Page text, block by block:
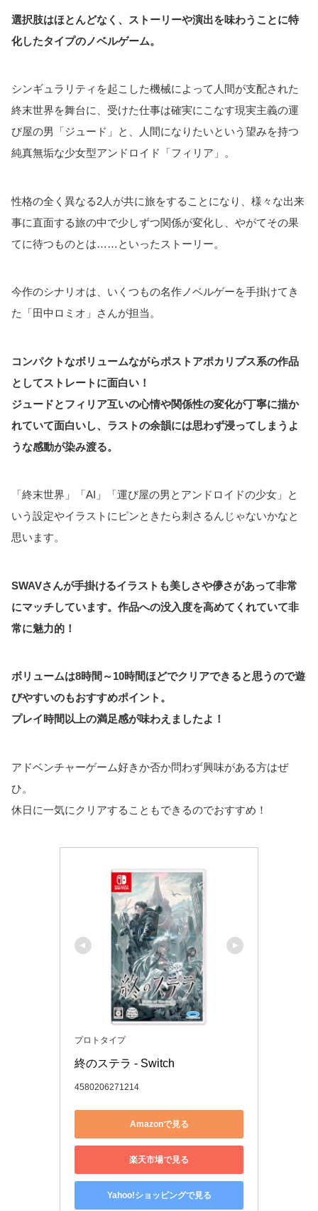
選択肢はほとんどなく、ストーリーや演出を味わうことに特
化したタイプのノベルゲーム。
シンギュラリティを起こした機械によって人間が支配された
終末世界を舞台に、受けた仕事は確実にこなす現実主義の運
び屋の男「ジュード」と、人間になりたいという望みを持つ
純真無垢な少女型アンドロイド「フィリア」。
性格の全く異なる2人が共に旅をすることになり、様々な出来
事に直面する旅の中で少しずつ関係が変化し、やがてその果
てに待つものとは……といったストーリー。
今作のシナリオは、いくつもの名作ノベルゲーを手掛けてき
た「田中ロミオ」さんが担当。
コンパクトなボリュームながらポストアポカリプス系の作品
としてストレートに面白い！
ジュードとフィリア互いの心情や関係性の変化が丁寧に描か
れていて面白いし、ラストの余韻には思わず浸ってしまうよ
うな感動が染み渡る。
「終末世界」「AI」「運び屋の男とアンドロイドの少女」と
いう設定やイラストにピンときたら刺さるんじゃないかなと
思います。
SWAVさんが手掛けるイラストも美しさや儚さがあって非常
にマッチしています。作品への没入度を高めてくれていて非
常に魅力的！
ボリュームは8時間～10時間ほどでクリアできると思うので遊
びやすいのもおすすめポイント。
プレイ時間以上の満足感が味わえましたよ！
アドベンチャーゲーム好きか否か問わず興味がある方はぜ
ひ。
休日に一気にクリアすることもできるのでおすすめ！
プロトタイプ
終のステラ - Switch
4580206271214
Amazonで見る
楽天市場で見る
Yahoo!ショッピングで見る